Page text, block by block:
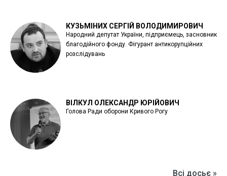
КУЗЬМІНИХ СЕРГІЙ ВОЛОДИМИРОВИЧ
Народний депутат України, підприємець, засновник
благодійного фонду. Фігурант антикорупційних
розслідувань
ВІЛКУЛ ОЛЕКСАНДР ЮРІЙОВИЧ
Голова Ради оборони Кривого Рогу
Всі досьє »